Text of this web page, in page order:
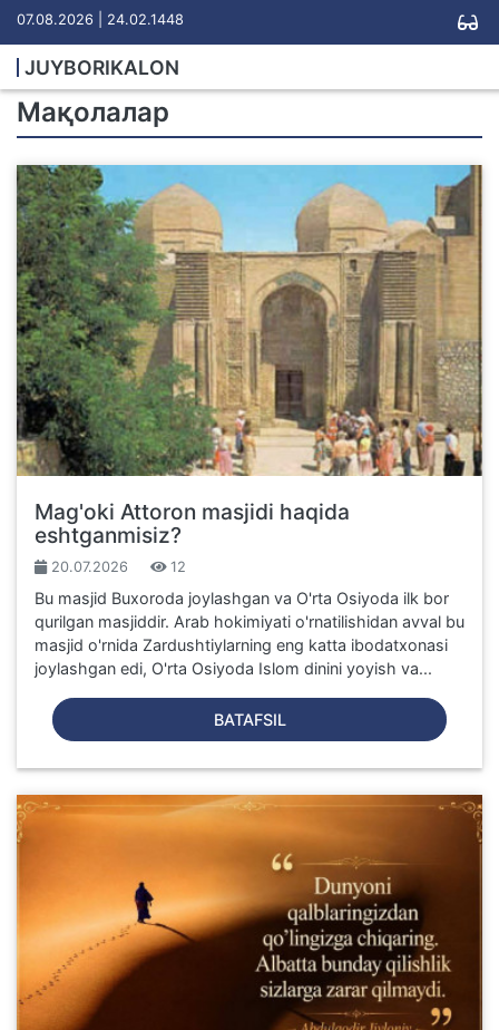
07.08.2026 | 24.02.1448
JUYBORIKALON
Мақолалар
Mag'oki Attoron masjidi haqida
eshtganmisiz?
20.07.2026 12
Bu masjid Buxoroda joylashgan va O'rta Osiyoda ilk bor
qurilgan masjiddir. Arab hokimiyati o'rnatilishidan avval bu
masjid o'rnida Zardushtiylarning eng katta ibodatxonasi
joylashgan edi, O'rta Osiyoda Islom dinini yoyish va...
BATAFSIL